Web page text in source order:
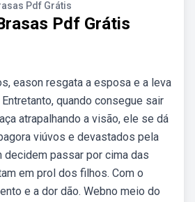
Pdf Grátis
Pdf Grátis
eason resgata a esposa e a leva
quando consegue sair
atrapalhando a visão, ele se dá
viúvos e devastados pela
decidem passar por cima das
em prol dos filhos. Com o
e a dor dão. Webno meio do